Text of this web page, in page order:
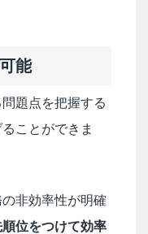
能
題点を把握する
ことができま
非効率性が明確
位をつけて効率